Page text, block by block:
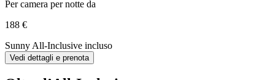
Per camera per notte da
188 €
Sunny All-Inclusive incluso
Vedi dettagli e prenota